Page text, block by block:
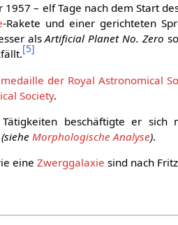
– elf Tage nach dem Start
-Rakete und einer gerichteten
alsArtificial Planet No. Zero
[5]
der Royal Astronomical
Society.
Tätigkeiten beschäftigte er
(siehe Morphologische Analyse).
eineZwerggalaxie sind nach